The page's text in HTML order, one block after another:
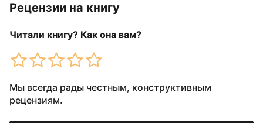
Рецензии на книгу
Читали книгу? Как она вам?
Мы всегда рады честным, конструктивным
рецензиям.